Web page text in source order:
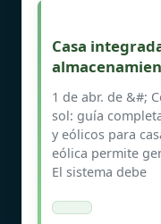
Casa
1 de abr. de &#;
sol: guía
y eólicos para
eólica permite
El sistema debe